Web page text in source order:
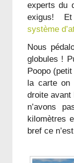
experts du
exigus! Et
système
Nous
globules !
Poopo
la carte on
droite avant
n’avons
kilomètres
bref ce